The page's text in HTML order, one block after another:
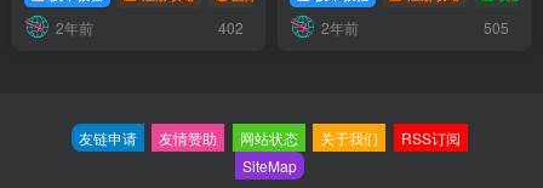
2年前 402 2年前 505
友链申请 友情赞助 网站状态 关于我们
RSS订阅
SiteMap